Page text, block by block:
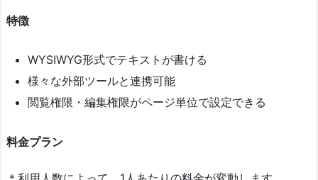
特徴
WYSIWYG形式でテキストが書ける
様々な外部ツールと連携可能
閲覧権限・編集権限がページ単位で設定できる
料金プラン